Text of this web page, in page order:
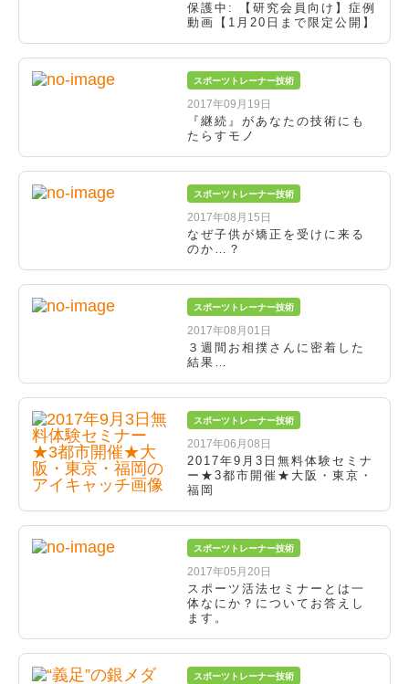
保護中: 【研究会員向け】症例
動画【1月20日まで限定公開】
スポーツトレーナー技術
2017年09月19日
『継続』があなたの技術にも
たらすモノ
スポーツトレーナー技術
2017年08月15日
なぜ子供が矯正を受けに来る
のか…？
スポーツトレーナー技術
2017年08月01日
３週間お相撲さんに密着した
結果…
スポーツトレーナー技術
2017年06月08日
2017年9月3日無料体験セミナ
ー★3都市開催★大阪・東京・
福岡
スポーツトレーナー技術
2017年05月20日
スポーツ活法セミナーとは一
体なにか？についてお答えし
ます。
スポーツトレーナー技術